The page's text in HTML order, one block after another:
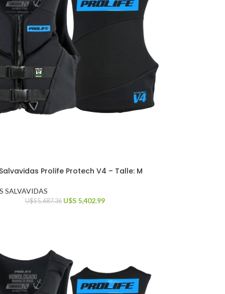
Prolife Protech V4 – Talle: M
SALVAVIDAS
U$S5,687.36 U$S 5,402.99